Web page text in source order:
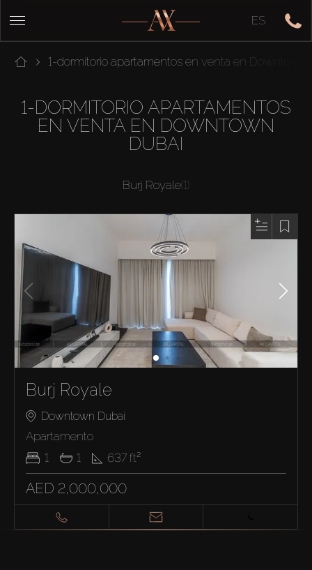
ES
1-dormitorio apartamentos en venta en Downtown
1-DORMITORIO APARTAMENTOS
EN VENTA EN DOWNTOWN
DUBAI
Burj Royale(1)
Burj Royale
Downtown Dubai
Apartamento
1
1 637 ft²
AED 2,000,000